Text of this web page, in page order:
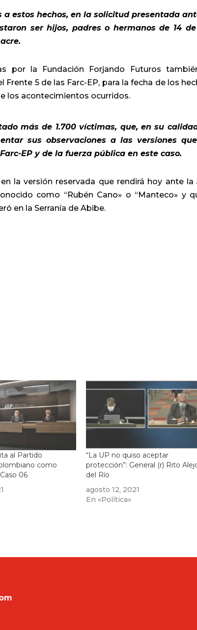
estos hechos, en la solicitud presentada
ser hijos, padres o hermanos de 14
por la Fundación Forjando Futuros
5 de las Farc-EP, para la fecha de los
los acontecimientos ocurridos.
más de 1.700 víctimas, que, en su
sus observaciones a las versiones
EP y de la fuerza pública en este caso.
la versión reservada que rendirá hoy ante la
como “Rubén Cano» o “Manteco» y
en la Serranía de Abibe.
al Partido
como
06
“La UP no quiso aceptar
protección”: General (r) Rito
del Río
agosto 12, 2021
En «Política»